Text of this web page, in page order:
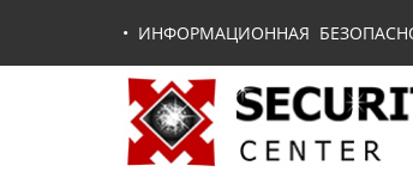
• ИНФОРМАЦИОННАЯ